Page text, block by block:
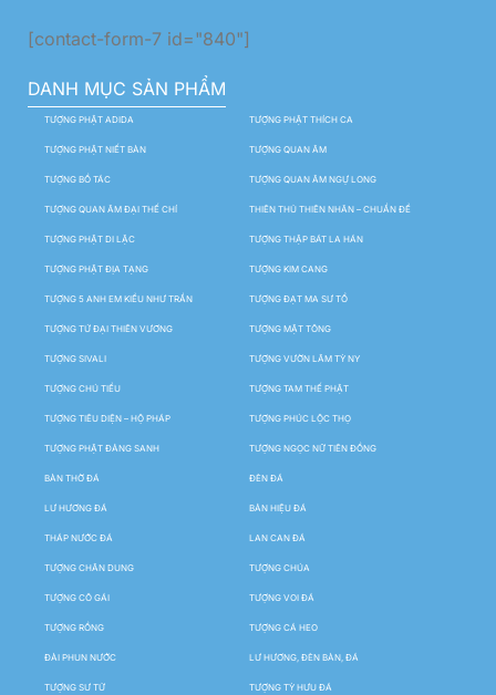
[contact-form-7 id="840"]
DANH MỤC SẢN PHẨM
TƯỢNG PHẬT ADIDA TƯỢNG PHẬT THÍCH CA
TƯỢNG PHẬT NIẾT BÀN TƯỢNG QUAN ÂM
TƯỢNG BỒ TÁC TƯỢNG QUAN ÂM NGỰ LONG
TƯỢNG QUAN ÂM ĐẠI THẾ CHÍ THIÊN THỦ THIÊN NHÃN – CHUẨN ĐỀ
TƯỢNG PHẬT DI LẶC TƯỢNG THẬP BÁT LA HÁN
TƯỢNG PHẬT ĐỊA TẠNG TƯỢNG KIM CANG
TƯỢNG 5 ANH EM KIỀU NHƯ TRẦN TƯỢNG ĐẠT MA SƯ TỔ
TƯỢNG TỨ ĐẠI THIÊN VƯƠNG TƯỢNG MẬT TÔNG
TƯỢNG SIVALI TƯỢNG VƯỜN LÂM TỲ NY
TƯỢNG CHÚ TIỂU TƯỢNG TAM THẾ PHẬT
TƯỢNG TIÊU DIỆN – HỘ PHÁP TƯỢNG PHÚC LỘC THỌ
TƯỢNG PHẬT ĐẢNG SANH TƯỢNG NGỌC NỮ TIÊN ĐỒNG
BÀN THỜ ĐÁ ĐÈN ĐÁ
LƯ HƯƠNG ĐÁ BẢN HIỆU ĐÁ
THÁP NƯỚC ĐÁ LAN CAN ĐÁ
TƯỢNG CHÂN DUNG TƯỢNG CHÚA
TƯỢNG CÔ GÁI TƯỢNG VOI ĐÁ
TƯỢNG RỒNG TƯỢNG CÁ HEO
ĐÀI PHUN NƯỚC LƯ HƯƠNG, ĐÈN BÀN, ĐÁ
TƯỢNG SƯ TỬ TƯỢNG TỲ HƯU ĐÁ